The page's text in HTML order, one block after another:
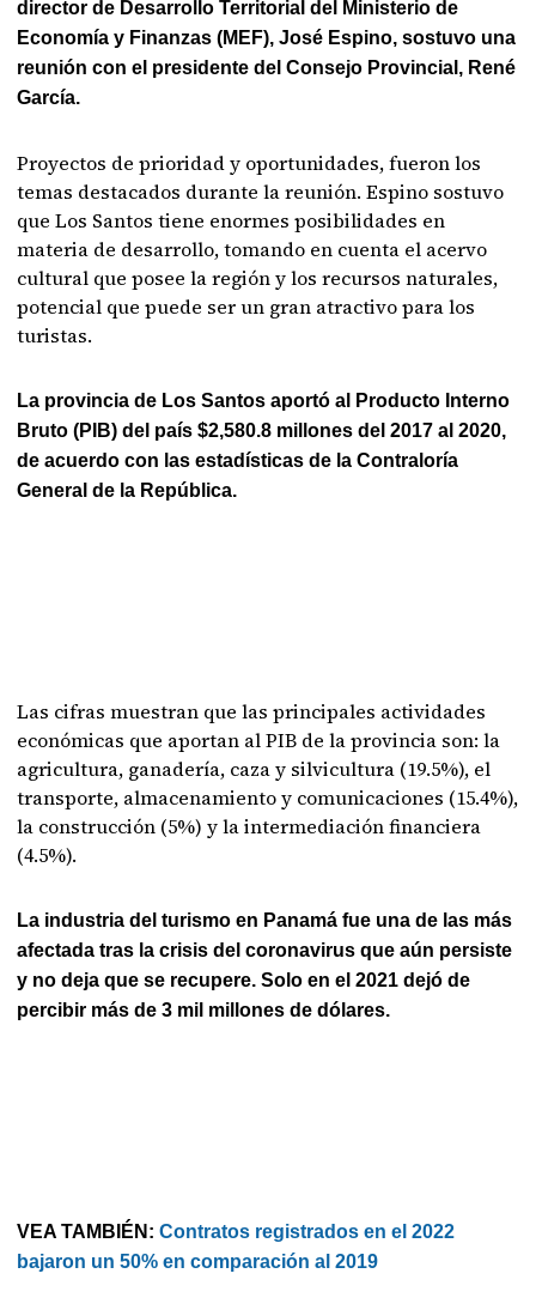
director de Desarrollo Territorial del Ministerio de
Economía y Finanzas (MEF), José Espino, sostuvo una
reunión con el presidente del Consejo Provincial, René
García.
Proyectos de prioridad y oportunidades, fueron los
temas destacados durante la reunión. Espino sostuvo
que Los Santos tiene enormes posibilidades en
materia de desarrollo, tomando en cuenta el acervo
cultural que posee la región y los recursos naturales,
potencial que puede ser un gran atractivo para los
turistas.
La provincia de Los Santos aportó al Producto Interno
Bruto (PIB) del país $2,580.8 millones del 2017 al 2020,
de acuerdo con las estadísticas de la Contraloría
General de la República.
Las cifras muestran que las principales actividades
económicas que aportan al PIB de la provincia son: la
agricultura, ganadería, caza y silvicultura (19.5%), el
transporte, almacenamiento y comunicaciones (15.4%),
la construcción (5%) y la intermediación financiera
(4.5%).
La industria del turismo en Panamá fue una de las más
afectada tras la crisis del coronavirus que aún persiste
y no deja que se recupere. Solo en el 2021 dejó de
percibir más de 3 mil millones de dólares.
VEA TAMBIÉN:Contratos registrados en el 2022
bajaron un 50% en comparación al 2019